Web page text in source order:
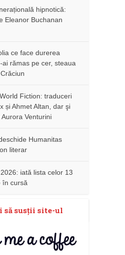
hipnotică:
Eleanor Buchanan
ce face durerea
ai rămas pe cer, steaua
Fiction: traduceri
și Ahmet Altan, dar şi
Venturini
Humanitas
literar
iată lista celor 13
în cursă
să susţii site-ul